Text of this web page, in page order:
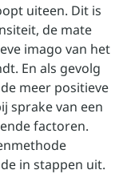
uiteen. Dit is
de mate
imago van het
En als gevolg
meer positieve
sprake van een
factoren.
in stappen uit.